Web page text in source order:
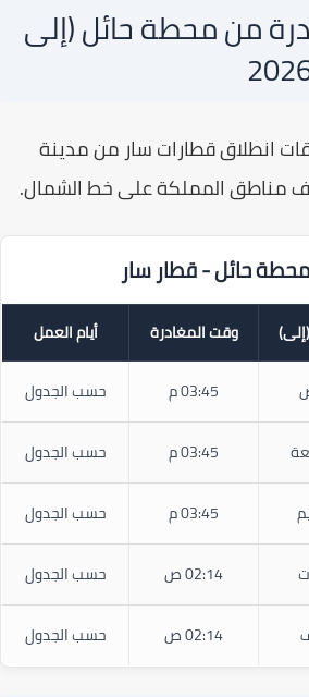
من محطة حائل (إلى
انطلاق قطارات سار من مدينة
المملكة على خط الشمال.
حائل - قطار سار
وقت المغادرة أيام العمل
03:45 م حسب الجدول
03:45 م حسب الجدول
03:45 م حسب الجدول
02:14 ص حسب الجدول
02:14 ص حسب الجدول